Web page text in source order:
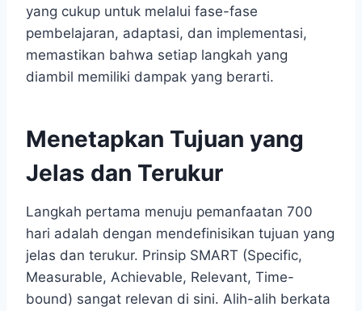
yang cukup untuk melalui fase-fase
pembelajaran, adaptasi, dan implementasi,
memastikan bahwa setiap langkah yang
diambil memiliki dampak yang berarti.
Menetapkan Tujuan yang
Jelas dan Terukur
Langkah pertama menuju pemanfaatan 700
hari adalah dengan mendefinisikan tujuan yang
jelas dan terukur. Prinsip SMART (Specific,
Measurable, Achievable, Relevant, Time-
bound) sangat relevan di sini. Alih-alih berkata